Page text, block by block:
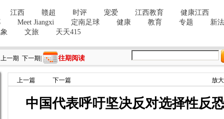
上一期 下一期 往期阅读
上一篇 下一篇 放大
中国代表呼吁坚决反对选择性反